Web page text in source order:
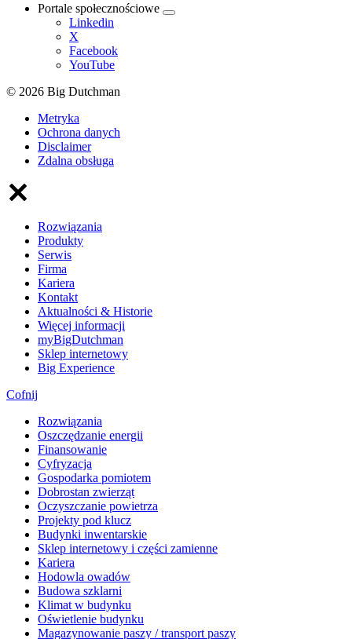
Portale społecznościowe
Linkedin
X
Facebook
YouTube
© 2026 Big Dutchman
Metryka
Ochrona danych
Disclaimer
Zdalna obsługa
Rozwiązania
Produkty
Serwis
Firma
Kariera
Kontakt
Aktualności & Historie
Więcej informacji
myBigDutchman
Sklep internetowy
Big Experience
Cofnij
Rozwiązania
​Oszczędzanie energii
Finansowanie
Cyfryzacja
Gospodarka pomiotem
Dobrostan zwierząt
Oczyszczanie powietrza
Projekty pod klucz
Budynki inwentarskie
Sklep internetowy i części zamienne
Kariera
Hodowla owadów
Budowa szklarni
Klimat w budynku
Oświetlenie budynku
Magazynowanie paszy / transport paszy